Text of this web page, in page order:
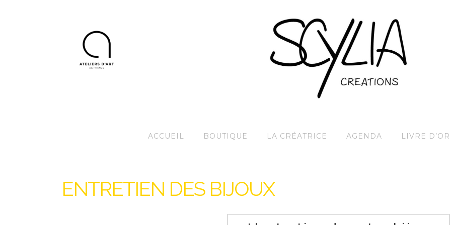
ACCUEIL BOUTIQUE LA CRÉATRICE AGENDA LIVRE D’OR
ENTRETIEN DES BIJOUX